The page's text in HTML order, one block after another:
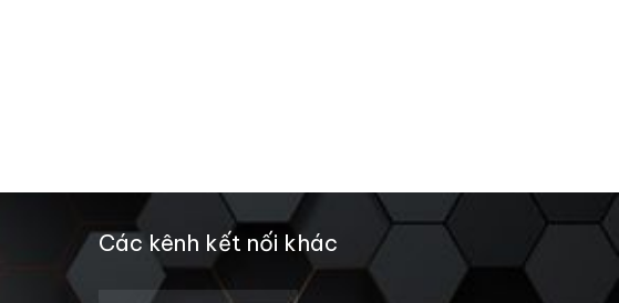
Các kênh kết nối khác